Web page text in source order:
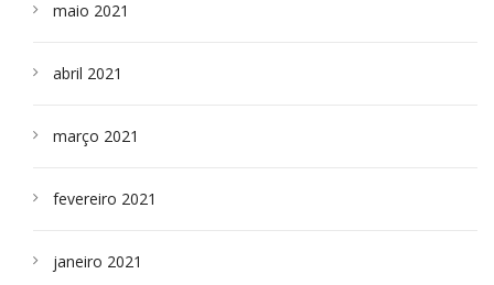
maio 2021
abril 2021
março 2021
fevereiro 2021
janeiro 2021